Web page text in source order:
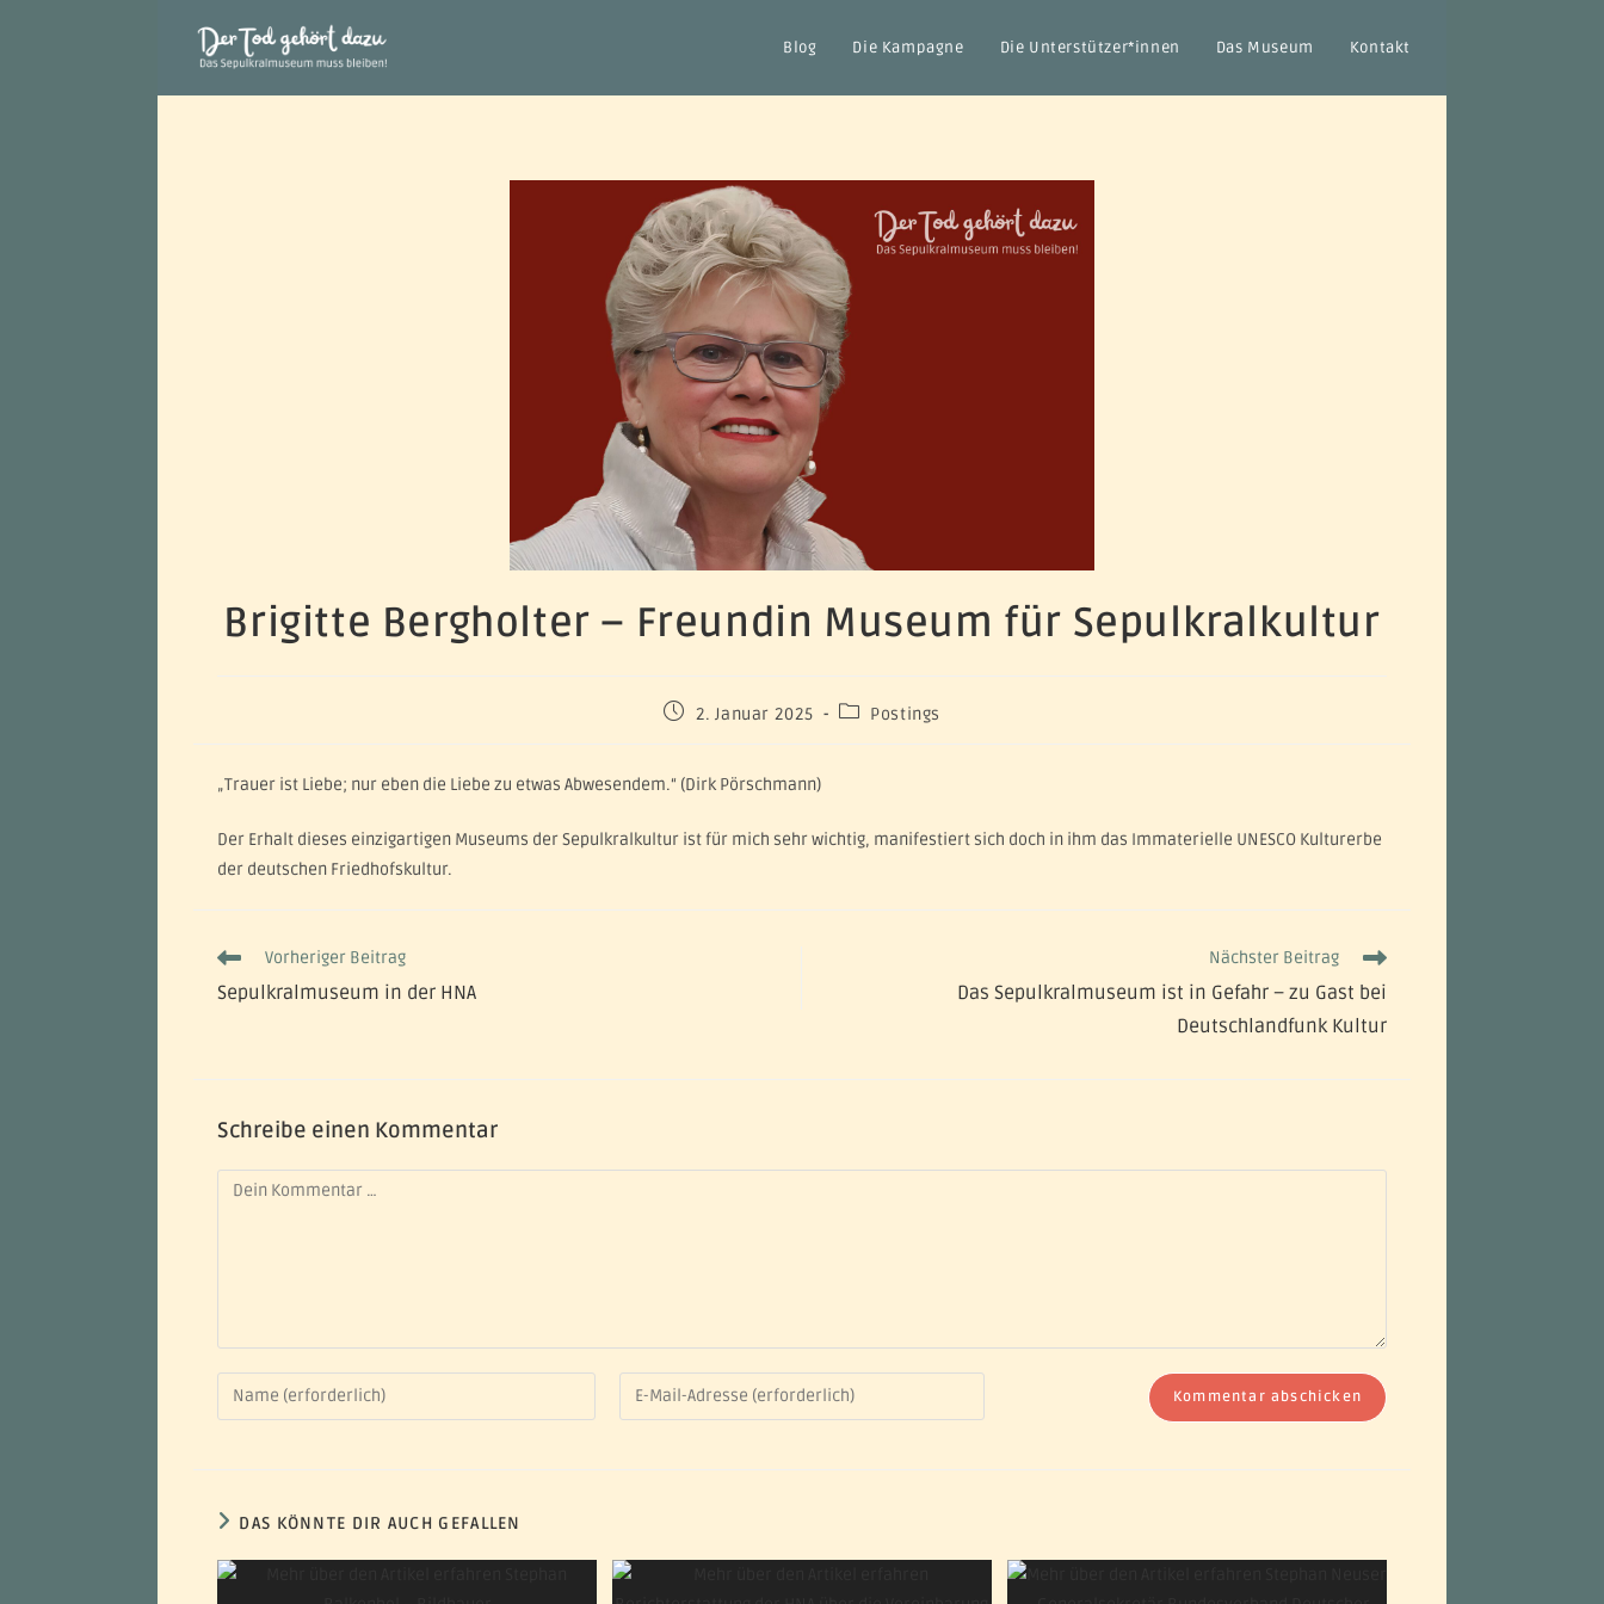
Blog Die Kampagne Die Unterstützer*innen Das Museum Kontakt
Brigitte Bergholter – Freundin Museum für Sepulkralkultur
2. Januar 2025 Postings
„Trauer ist Liebe; nur eben die Liebe zu etwas Abwesendem.“ (Dirk Pörschmann)
Der Erhalt dieses einzigartigen Museums der Sepulkralkultur ist für mich sehr wichtig, manifestiert sich doch in ihm das Immaterielle UNESCO Kulturerbe
der deutschen Friedhofskultur.
Vorheriger Beitrag
Sepulkralmuseum in der HNA
Nächster Beitrag
Das Sepulkralmuseum ist in Gefahr – zu Gast bei
Deutschlandfunk Kultur
Schreibe einen Kommentar
DAS KÖNNTE DIR AUCH GEFALLEN